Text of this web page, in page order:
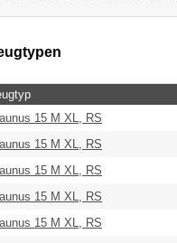
15 M XL, RS
15 M XL, RS
15 M XL, RS
15 M XL, RS
15 M XL, RS